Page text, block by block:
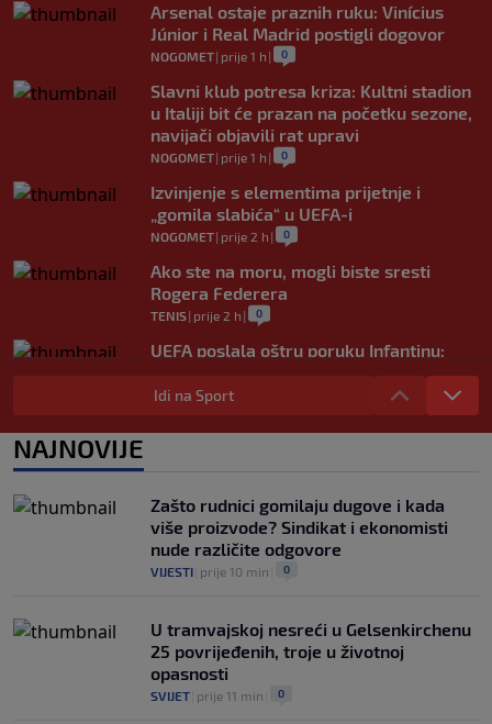
Arsenal ostaje praznih ruku: Vinícius
Júnior i Real Madrid postigli dogovor
NOGOMET| prije 1 h | 0
Slavni klub potresa kriza: Kultni stadion
u Italiji bit će prazan na početku sezone,
navijači objavili rat upravi
NOGOMET| prije 1 h | 0
Izvinjenje s elementima prijetnje i
„gomila slabića“ u UEFA-i
NOGOMET| prije 2 h | 0
Ako ste na moru, mogli biste sresti
Rogera Federera
TENIS| prije 2 h | 0
UEFA poslala oštru poruku Infantinu:
"Ništa se ne mijenja, bojkot Svjetskog
prvenstva i dalje je na snazi"
prvenstva
NOGOMET prije 3 h 0
Idi na Sport
NAJNOVIJE
Zašto rudnici gomilaju dugove i kada
više proizvode? Sindikat i ekonomisti
nude različite odgovore
VIJESTI prije 10 min 0
U tramvajskoj nesreći u Gelsenkirchenu
25 povrijeđenih, troje u životnoj
opasnosti
SVIJET prije 11 min 0